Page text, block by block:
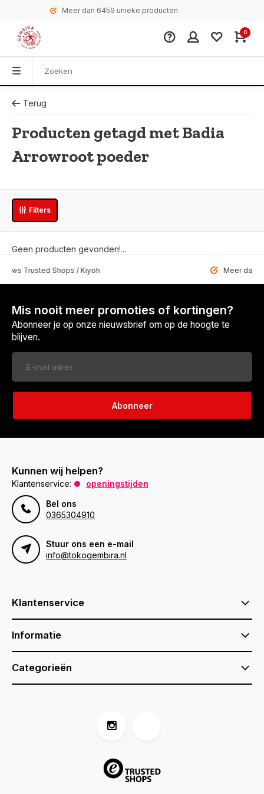
Meer dan 6459 unieke producten
0
Terug
Producten getagd met Badia
Arrowroot poeder
Filters
Geen producten gevonden!...
Shops / Kiyoh Meer dan 6459
Mis nooit meer promoties of kortingen?
Abonneer je op onze nieuwsbrief om op de hoogte te
blijven.
Abonneer
Kunnen wij helpen?
Klantenservice:
openingstijden
Bel ons
0365304910
Stuur ons een e-mail
info@tokogembira.nl
Klantenservice
Informatie
Categorieën